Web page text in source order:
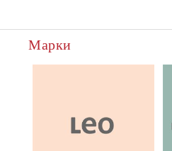
Марки